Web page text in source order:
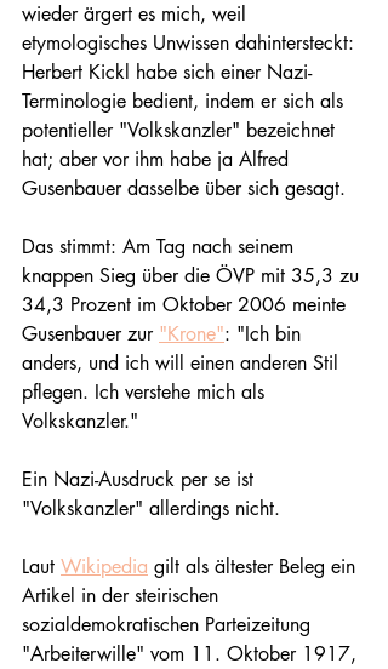
wieder ärgert es mich, weil
etymologisches Unwissen dahintersteckt:
Herbert Kickl habe sich einer Nazi-
Terminologie bedient, indem er sich als
potentieller "Volkskanzler" bezeichnet
hat; aber vor ihm habe ja Alfred
Gusenbauer dasselbe über sich gesagt.
Das stimmt: Am Tag nach seinem
knappen Sieg über die ÖVP mit 35,3 zu
34,3 Prozent im Oktober 2006 meinte
Gusenbauer zur "Krone": "Ich bin
anders, und ich will einen anderen Stil
pflegen. Ich verstehe mich als
Volkskanzler."
Ein Nazi-Ausdruck per se ist
"Volkskanzler" allerdings nicht.
Laut Wikipedia gilt als ältester Beleg ein
Artikel in der steirischen
sozialdemokratischen Parteizeitung
"Arbeiterwille" vom 11. Oktober 1917,